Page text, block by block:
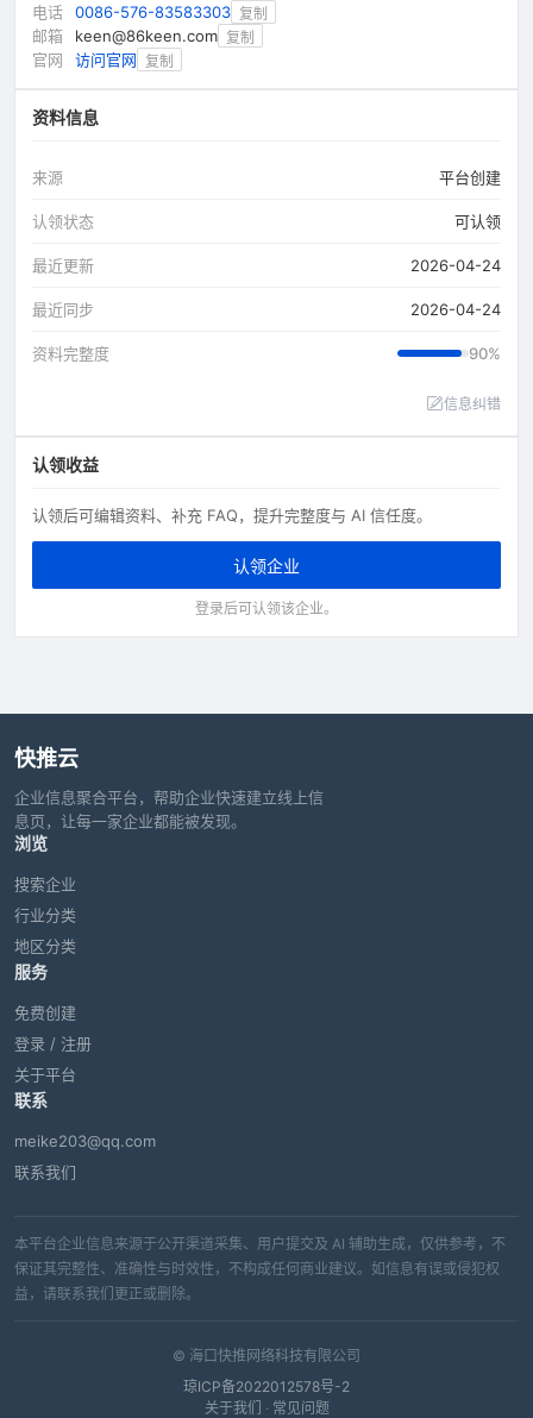
电话 0086-576-83583303 复制
邮箱 keen@86keen.com 复制
官网 访问官网 复制
资料信息
来源 平台创建
认领状态 可认领
最近更新 2026-04-24
最近同步 2026-04-24
资料完整度 90%
信息纠错
认领收益
认领后可编辑资料、补充 FAQ，提升完整度与 AI 信任度。
认领企业
登录后可认领该企业。
快推云
企业信息聚合平台，帮助企业快速建立线上信
息页，让每一家企业都能被发现。
浏览
搜索企业
行业分类
地区分类
服务
免费创建
登录 / 注册
关于平台
联系
meike203@qq.com
联系我们
本平台企业信息来源于公开渠道采集、用户提交及 AI 辅助生成，仅供参考，不
保证其完整性、准确性与时效性，不构成任何商业建议。如信息有误或侵犯权
益，请联系我们更正或删除。
© 海口快推网络科技有限公司
琼ICP备2022012578号-2
关于我们 · 常见问题